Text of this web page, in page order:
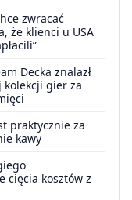
zwracać
że klienci u USA
Decka znalazł
kolekcji gier za
praktycznie za
kawy
cięcia kosztów z